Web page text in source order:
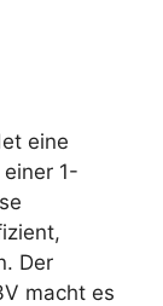
eine
1-
Der
macht es